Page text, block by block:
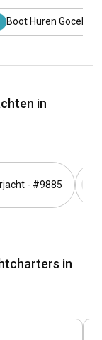
Boot Huren Gocek
in
- #9885
in